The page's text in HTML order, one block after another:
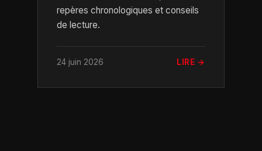
repères chronologiques et conseils
de lecture.
24 juin 2026 LIRE →